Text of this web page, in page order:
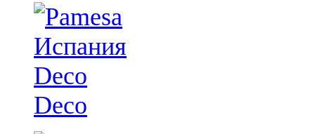
Deco